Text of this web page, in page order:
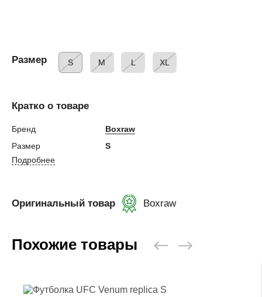
Размер S M L XL
Кратко о товаре
Бренд
Boxraw
Размер
S
Подробнее
Оригинальный товар Boxraw
Похожие товары